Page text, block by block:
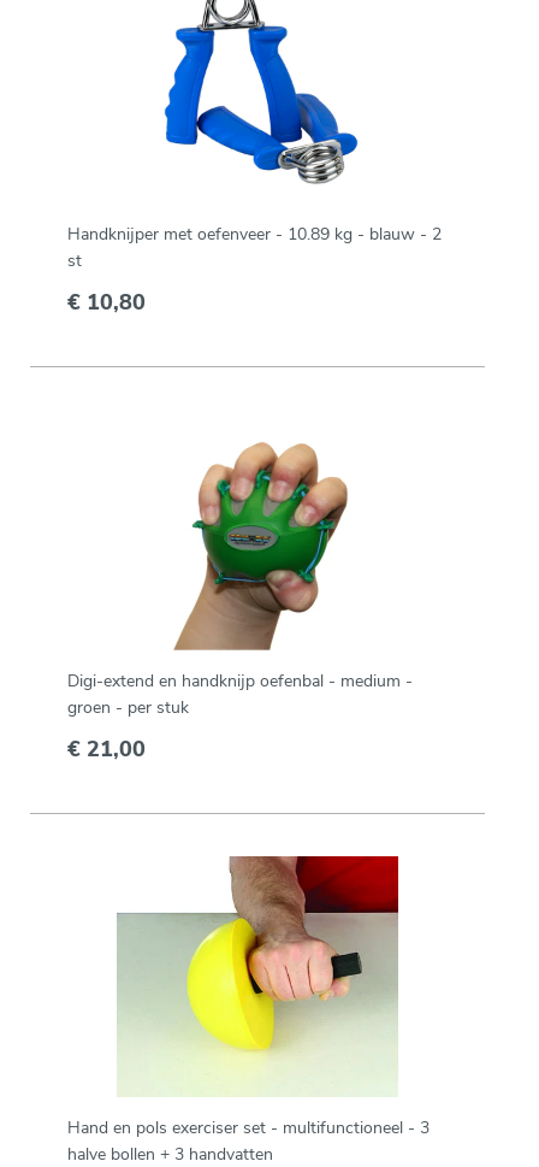
Handknijper met oefenveer - 10.89 kg - blauw - 2
st
€ 10,80
Digi-extend en handknijp oefenbal - medium -
groen - per stuk
€ 21,00
Hand en pols exerciser set - multifunctioneel - 3
halve bollen + 3 handvatten